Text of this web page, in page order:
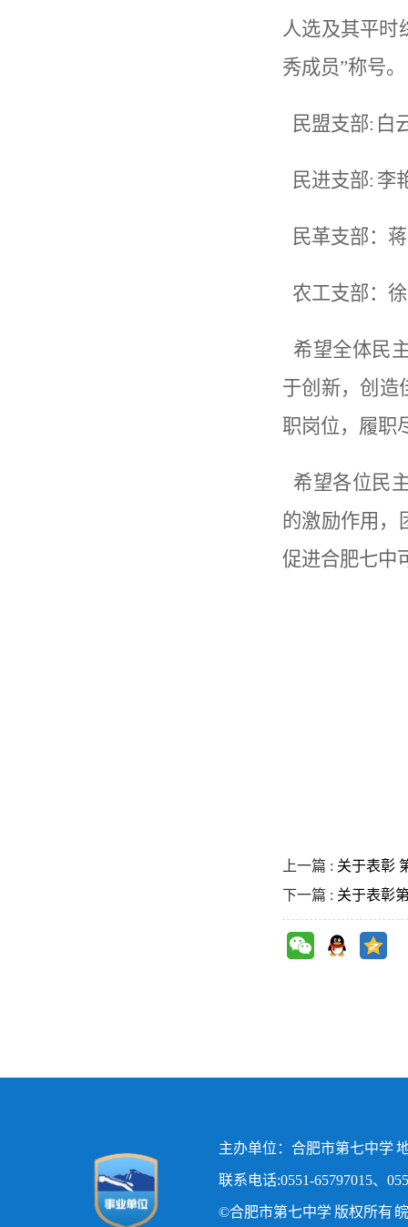
人选及其平时
秀成员”称号。
民盟支部: 白
民进支部: 李
民革支部：
农工支部：
希望全体民
于创新，创造
职岗位，履职
希望各位民
的激励作用，
促进合肥七中
上一篇 : 关于表彰
下一篇 : 关于表彰
主办单位：合肥市第七中学
联系电话:0551-65797015、
©合肥市第七中学 版权所有